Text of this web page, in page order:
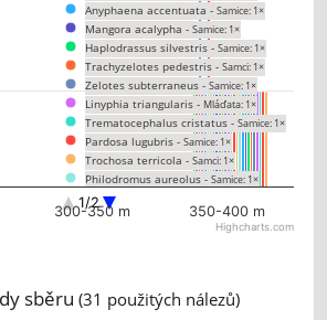
Anyphaena accentuata - Samice: 1×
Mangora acalypha - Samice: 1×
Haplodrassus silvestris - Samice: 1×
Trachyzelotes pedestris - Samci: 1×
Zelotes subterraneus - Samice: 1×
Linyphia triangularis - Mláďata: 1×
Trematocephalus cristatus - Samice: 1×
Pardosa lugubris - Samice: 1×
Trochosa terricola - Samci: 1×
Philodromus aureolus - Samice: 1×
Philodromus dispar -
Phrurolithus festivus -Samice: 1×
Samice: 1×
Enoplognatha ovata -Samci: 1×
Neottiura bimaculata - Samci: 1×
1/2
300-350 m 350-400 m
Highcharts.com
sběru (31 použitých nálezů)